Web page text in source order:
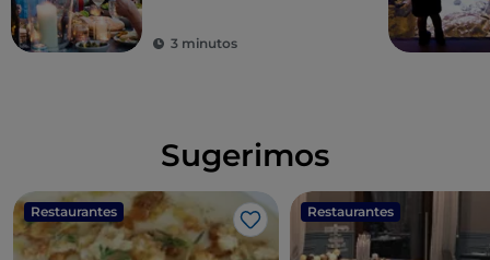
3 minutos
Sugerimos
Restaurantes
Me gusta
Restaurantes